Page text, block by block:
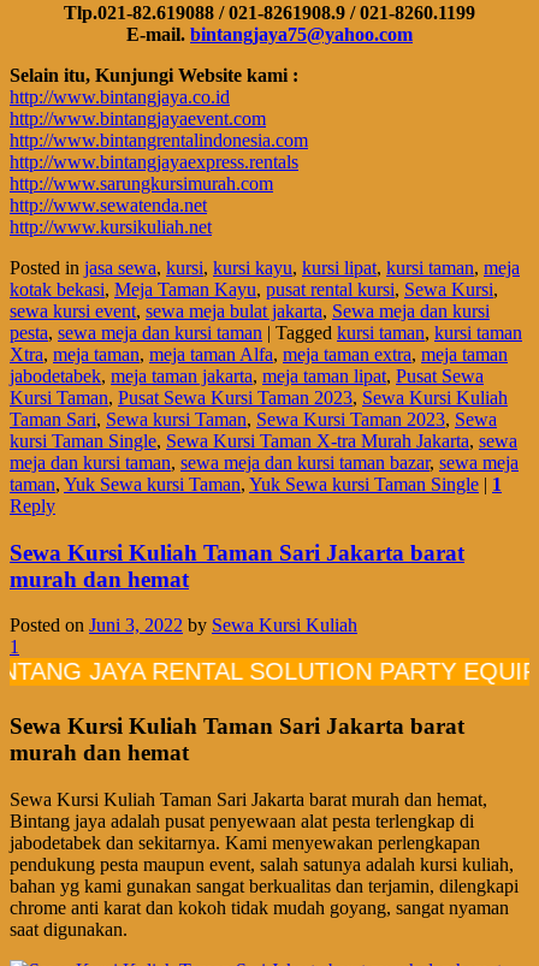
Tlp.021-82.619088 / 021-8261908.9 / 021-8260.1199
E-mail. bintangjaya75@yahoo.com
Selain itu, Kunjungi Website kami :
http://www.bintangjaya.co.id
http://www.bintangjayaevent.com
http://www.bintangrentalindonesia.com
http://www.bintangjayaexpress.rentals
http://www.sarungkursimurah.com
http://www.sewatenda.net
http://www.kursikuliah.net
Posted in jasa sewa, kursi, kursi kayu, kursi lipat, kursi taman, meja
kotak bekasi, Meja Taman Kayu, pusat rental kursi, Sewa Kursi,
sewa kursi event, sewa meja bulat jakarta, Sewa meja dan kursi
pesta, sewa meja dan kursi taman | Tagged kursi taman, kursi taman
Xtra, meja taman, meja taman Alfa, meja taman extra, meja taman
jabodetabek, meja taman jakarta, meja taman lipat, Pusat Sewa
Kursi Taman, Pusat Sewa Kursi Taman 2023, Sewa Kursi Kuliah
Taman Sari, Sewa kursi Taman, Sewa Kursi Taman 2023, Sewa
kursi Taman Single, Sewa Kursi Taman X-tra Murah Jakarta, sewa
meja dan kursi taman, sewa meja dan kursi taman bazar, sewa meja
taman, Yuk Sewa kursi Taman, Yuk Sewa kursi Taman Single | 1
Reply
Sewa Kursi Kuliah Taman Sari Jakarta barat
murah dan hemat
Posted on Juni 3, 2022 by Sewa Kursi Kuliah
1
JAYA RENTAL SOLUTION PARTY
Sewa Kursi Kuliah Taman Sari Jakarta barat
murah dan hemat
Sewa Kursi Kuliah Taman Sari Jakarta barat murah dan hemat,
Bintang jaya adalah pusat penyewaan alat pesta terlengkap di
jabodetabek dan sekitarnya. Kami menyewakan perlengkapan
pendukung pesta maupun event, salah satunya adalah kursi kuliah,
bahan yg kami gunakan sangat berkualitas dan terjamin, dilengkapi
chrome anti karat dan kokoh tidak mudah goyang, sangat nyaman
saat digunakan.